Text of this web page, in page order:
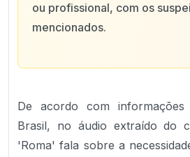
ou profissional, com os
mencionados.
De acordo com
Brasil, no áudio extraído do
'Roma' fala sobre a